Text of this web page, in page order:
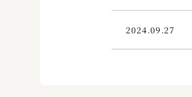
2024.09.27